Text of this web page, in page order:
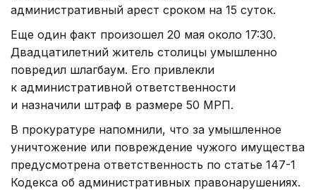
административный арест сроком на 15 суток.
Еще один факт произошел 20 мая около 17:30.
Двадцатилетний житель столицы умышленно
повредил шлагбаум. Его привлекли
к административной ответственности
и назначили штраф в размере 50 МРП.
В прокуратуре напомнили, что за умышленное
уничтожение или повреждение чужого имущества
предусмотрена ответственность по статье 147-1
Кодекса об административных правонарушениях.